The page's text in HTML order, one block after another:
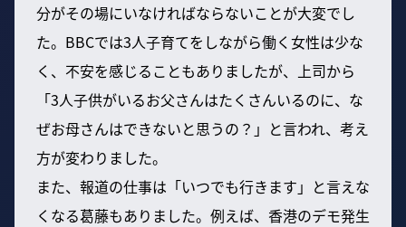
分がその場にいなければならないことが大変でし
た。BBCでは3人子育てをしながら働く女性は少な
く、不安を感じることもありましたが、上司から
「3人子供がいるお父さんはたくさんいるのに、な
ぜお母さんはできないと思うの？」と言われ、考え
方が変わりました。
また、報道の仕事は「いつでも行きます」と言えな
くなる葛藤もありました。例えば、香港のデモ発生